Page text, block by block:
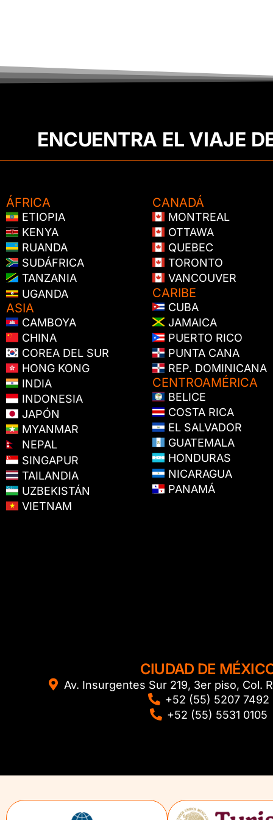
ENCUENTRA EL VIAJE
ÁFRICA
ETIOPIA
KENYA
RUANDA
SUDÁFRICA
TANZANIA
UGANDA
ASIA
CAMBOYA
CHINA
COREA DEL SUR
HONG KONG
INDIA
INDONESIA
JAPÓN
MYANMAR
NEPAL
SINGAPUR
TAILANDIA
UZBEKISTÁN
VIETNAM
CANADÁ
MONTREAL
OTTAWA
QUEBEC
TORONTO
VANCOUVER
CARIBE
CUBA
JAMAICA
PUERTO RICO
PUNTA CANA
REP. DOMINICANA
CENTROAMÉRICA
BELICE
COSTA RICA
EL SALVADOR
GUATEMALA
HONDURAS
NICARAGUA
PANAMÁ
CIUDAD DE
Av. Insurgentes Sur 219, 3er piso, Col.
+52 (55) 5207 7492
+52 (55) 5531 0105